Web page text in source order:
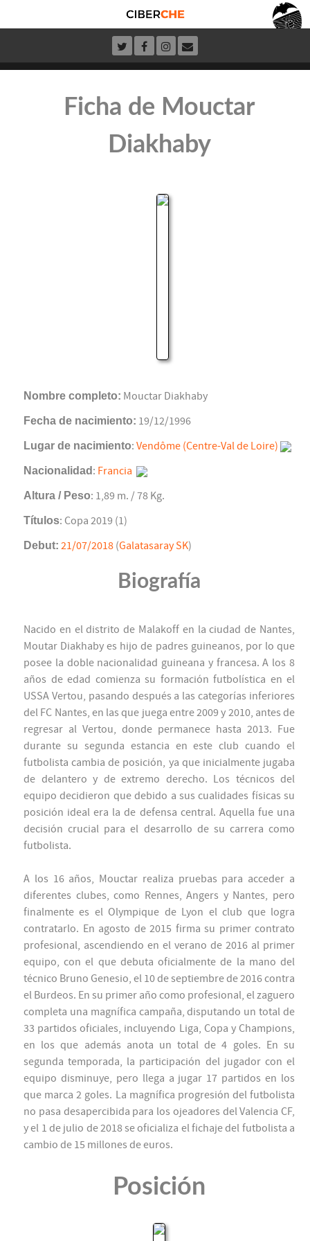
Ficha de Mouctar
Diakhaby
Nombre completo: Mouctar Diakhaby
Fecha de nacimiento: 19/12/1996
Lugar de nacimiento: Vendôme (Centre-Val de Loire)
Nacionalidad : Francia
Altura / Peso: 1,89 m. / 78 Kg.
Títulos: Copa 2019 (1)
Debut: 21/07/2018 (Galatasaray SK)
Biografía
Nacido en el distrito de Malakoff en la ciudad de Nantes,
Moutar Diakhaby es hijo de padres guineanos, por lo que
posee la doble nacionalidad guineana y francesa. A los 8
años de edad comienza su formación futbolística en el
USSA Vertou, pasando después a las categorías inferiores
del FC Nantes, en las que juega entre 2009 y 2010, antes de
regresar al Vertou, donde permanece hasta 2013. Fue
durante su segunda estancia en este club cuando el
futbolista cambia de posición, ya que inicialmente jugaba
de delantero y de extremo derecho. Los técnicos del
equipo decidieron que debido a sus cualidades físicas su
posición ideal era la de defensa central. Aquella fue una
decisión crucial para el desarrollo de su carrera como
futbolista.
A los 16 años, Mouctar realiza pruebas para acceder a
diferentes clubes, como Rennes, Angers y Nantes, pero
finalmente es el Olympique de Lyon el club que logra
contratarlo. En agosto de 2015 firma su primer contrato
profesional, ascendiendo en el verano de 2016 al primer
equipo, con el que debuta oficialmente de la mano del
técnico Bruno Genesio, el 10 de septiembre de 2016 contra
el Burdeos. En su primer año como profesional, el zaguero
completa una magnífica campaña, disputando un total de
33 partidos oficiales, incluyendo Liga, Copa y Champions,
en los que además anota un total de 4 goles. En su
segunda temporada, la participación del jugador con el
equipo disminuye, pero llega a jugar 17 partidos en los
que marca 2 goles. La magnífica progresión del futbolista
no pasa desapercibida para los ojeadores del Valencia CF,
y el 1 de julio de 2018 se oficializa el fichaje del futbolista a
cambio de 15 millones de euros.
Posición